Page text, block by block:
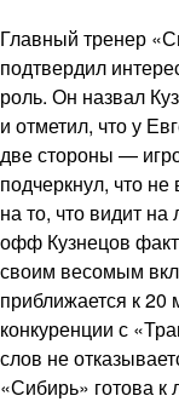
Главный тренер
подтвердил
роль. Он назвал
и отметил, что у
две стороны —
подчеркнул, что
на то, что видит
офф Кузнецов
своим весомым
приближается к
конкуренции с
слов не
«Сибирь» готова